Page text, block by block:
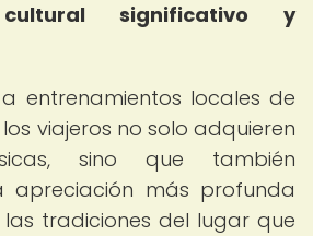
significativo y
entrenamientos locales de
viajeros no solo adquieren
sino que también
apreciación más profunda
tradiciones del lugar que